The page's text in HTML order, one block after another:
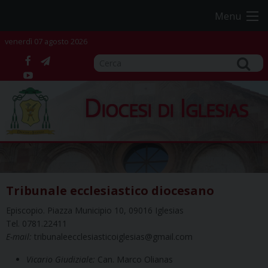
content
Menu
venerdì 07 agosto 2026
facebook
telegram
YouTube
Diocesi di Iglesias
Tribunale ecclesiastico diocesano
Episcopio. Piazza Municipio 10, 09016 Iglesias
Tel. 0781.22411
E-mail: tribunaleecclesiasticoiglesias@gmail.com
Vicario Giudiziale: Can. Marco Olianas